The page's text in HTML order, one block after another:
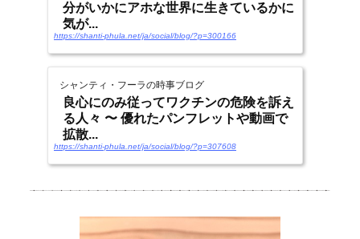
分がいかにアホな世界に生きているかに
気が...
https://shanti-phula.net/ja/social/blog/?p=300166
シャンティ・フーラの時事ブログ
良心にのみ従ってワクチンの危険を訴え
る人々 〜 優れたパンフレットや動画で
拡散...
https://shanti-phula.net/ja/social/blog/?p=307608